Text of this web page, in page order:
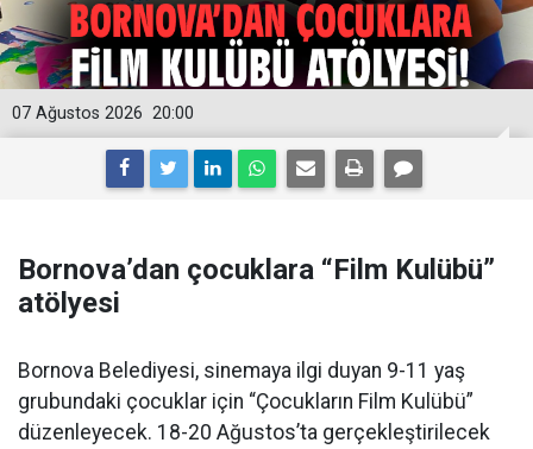
20:00
07 Ağustos 2026
Bornova’dan çocuklara “Film Kulübü”
atölyesi
Bornova Belediyesi, sinemaya ilgi duyan 9-11 yaş
grubundaki çocuklar için “Çocukların Film Kulübü”
düzenleyecek. 18-20 Ağustos’ta gerçekleştirilecek